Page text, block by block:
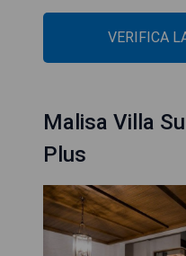
VERIFICA
Malisa Villa
Plus